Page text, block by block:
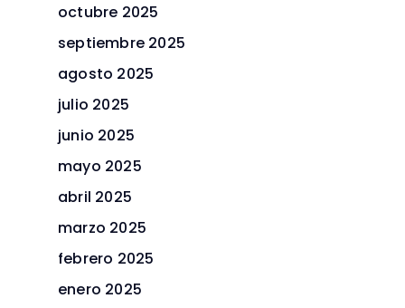
octubre 2025
septiembre 2025
agosto 2025
julio 2025
junio 2025
mayo 2025
abril 2025
marzo 2025
febrero 2025
enero 2025